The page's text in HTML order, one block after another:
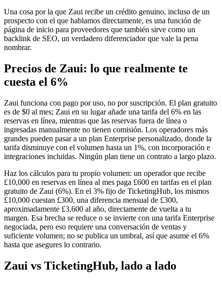
Una cosa por la que Zaui recibe un crédito genuino, incluso de un
prospecto con el que hablamos directamente, es una función de
página de inicio para proveedores que también sirve como un
backlink de SEO, un verdadero diferenciador que vale la pena
nombrar.
Precios de Zaui: lo que realmente te
cuesta el 6%
Zaui funciona con pago por uso, no por suscripción. El plan gratuito
es de $0 al mes; Zaui en su lugar añade una tarifa del 6% en las
reservas en línea, mientras que las reservas fuera de línea o
ingresadas manualmente no tienen comisión. Los operadores más
grandes pueden pasar a un plan Enterprise personalizado, donde la
tarifa disminuye con el volumen hasta un 1%, con incorporación e
integraciones incluidas. Ningún plan tiene un contrato a largo plazo.
Haz los cálculos para tu propio volumen: un operador que recibe
£10,000 en reservas en línea al mes paga £600 en tarifas en el plan
gratuito de Zaui (6%). En el 3% fijo de TicketingHub, los mismos
£10,000 cuestan £300, una diferencia mensual de £300,
aproximadamente £3,600 al año, directamente de vuelta a tu
margen. Esa brecha se reduce o se invierte con una tarifa Enterprise
negociada, pero eso requiere una conversación de ventas y
suficiente volumen; no se publica un umbral, así que asume el 6%
hasta que asegures lo contrario.
Zaui vs TicketingHub, lado a lado